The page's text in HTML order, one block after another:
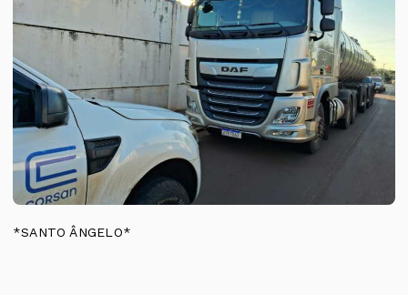
*SANTO ÂNGELO*